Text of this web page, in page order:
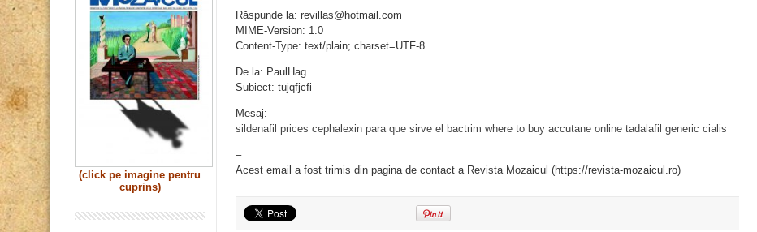
Răspunde la: revillas@hotmail.com
MIME-Version: 1.0
Content-Type: text/plain; charset=UTF-8
De la: PaulHag
Subiect: tujqfjcfi
Mesaj:
sildenafil prices cephalexin para que sirve el bactrim where to buy accutane online tadalafil generic cialis
–
Acest email a fost trimis din pagina de contact a Revista Mozaicul (https://revista-mozaicul.ro)
(click pe imagine pentru
cuprins)